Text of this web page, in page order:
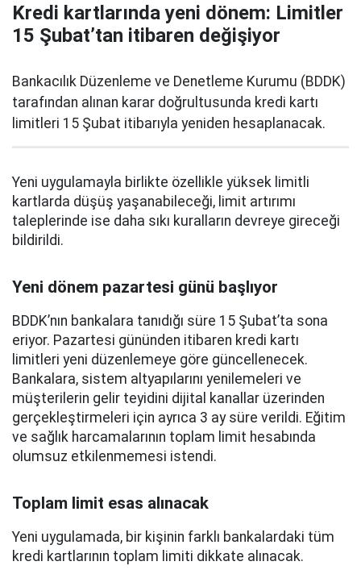
Kredi kartlarında yeni dönem: Limitler
15 Şubat’tan itibaren değişiyor
Bankacılık Düzenleme ve Denetleme Kurumu (BDDK)
tarafından alınan karar doğrultusunda kredi kartı
limitleri 15 Şubat itibarıyla yeniden hesaplanacak.
Yeni uygulamayla birlikte özellikle yüksek limitli
kartlarda düşüş yaşanabileceği, limit artırımı
taleplerinde ise daha sıkı kuralların devreye gireceği
bildirildi.
Yeni dönem pazartesi günü başlıyor
BDDK’nın bankalara tanıdığı süre 15 Şubat’ta sona
eriyor. Pazartesi gününden itibaren kredi kartı
limitleri yeni düzenlemeye göre güncellenecek.
Bankalara, sistem altyapılarını yenilemeleri ve
müşterilerin gelir teyidini dijital kanallar üzerinden
gerçekleştirmeleri için ayrıca 3 ay süre verildi. Eğitim
ve sağlık harcamalarının toplam limit hesabında
olumsuz etkilenmemesi istendi.
Toplam limit esas alınacak
Yeni uygulamada, bir kişinin farklı bankalardaki tüm
kredi kartlarının toplam limiti dikkate alınacak.